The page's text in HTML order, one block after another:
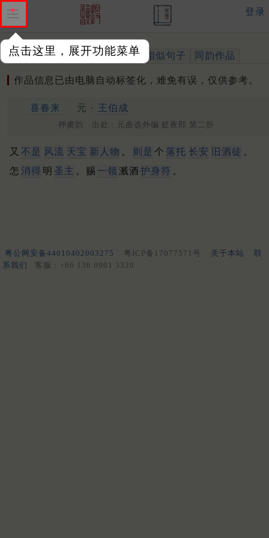
点击这里，展开功能菜单
登录
作品 标注四声 出处、引用 相似句子 同韵作品
作品信息已由电脑自动标签化，难免有误，仅供参考。
喜春来 元 · 王伯成
押虞韵 出处：元曲选外编 贬夜郎 第二折
又 不是 风流 天宝 新人物 。 则是 个 落托 长安 旧酒徒 。
怎 消得 明 圣主 。赐 一领 溅酒 护身符 。
粤公网安备44010402003275 粤ICP备17077571号 关于本站
联
系我们
客服：+86 136 0901 3320